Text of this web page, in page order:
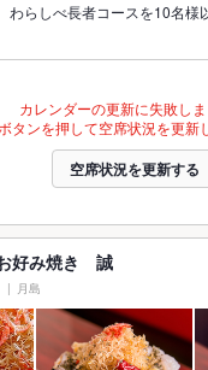
わらしべ長者コースを10名
カレンダーの更新に失敗しま
タンを押して空席状況を更新
空席状況を更新する
好み焼き 誠
月島